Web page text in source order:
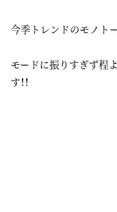
今季トレンドのモノト
モードに振りすぎず程
す！！